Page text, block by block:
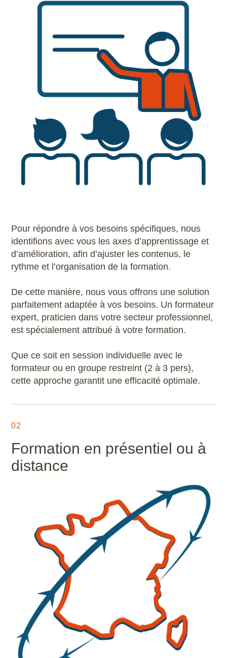
Pour répondre à vos besoins spécifiques, nous
identifions avec vous les axes d’apprentissage et
d’amélioration, afin d’ajuster les contenus, le
rythme et l’organisation de la formation.
De cette manière, nous vous offrons une solution
parfaitement adaptée à vos besoins. Un formateur
expert, praticien dans votre secteur professionnel,
est spécialement attribué à votre formation.
Que ce soit en session individuelle avec le
formateur ou en groupe restreint (2 à 3 pers),
cette approche garantit une efficacité optimale.
02
Formation en présentiel ou à
distance